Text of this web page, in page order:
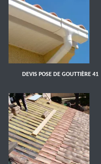
DEVIS POSE DE GOUTTIÈRE 41